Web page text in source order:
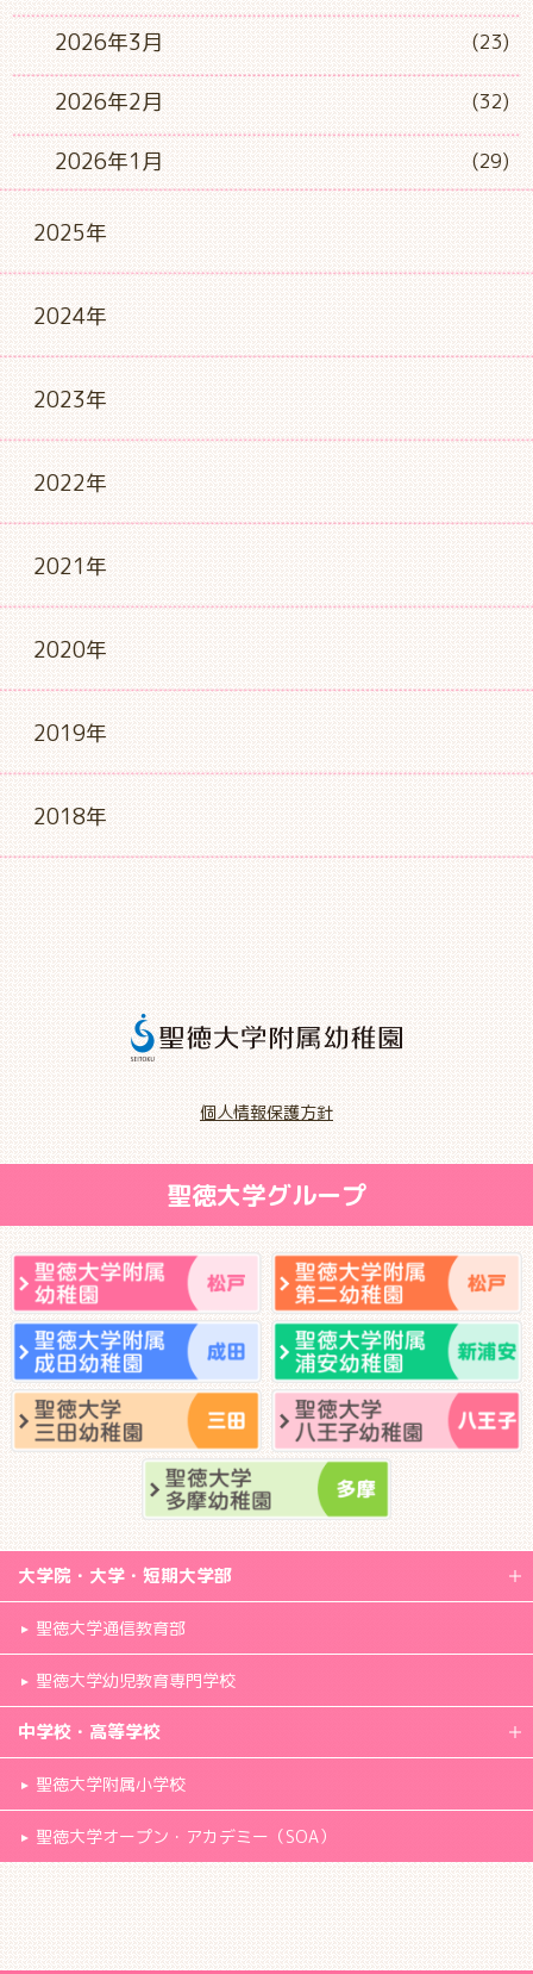
2026年3月 (23)
2026年2月 (32)
2026年1月 (29)
2025年
2024年
2023年
2022年
2021年
2020年
2019年
2018年
聖徳大学グループ
大学院・大学・短期大学部
聖徳大学通信教育部
聖徳大学幼児教育専門学校
中学校・高等学校
聖徳大学附属小学校
聖徳大学オープン・アカデミー（SOA）
個人情報保護方針